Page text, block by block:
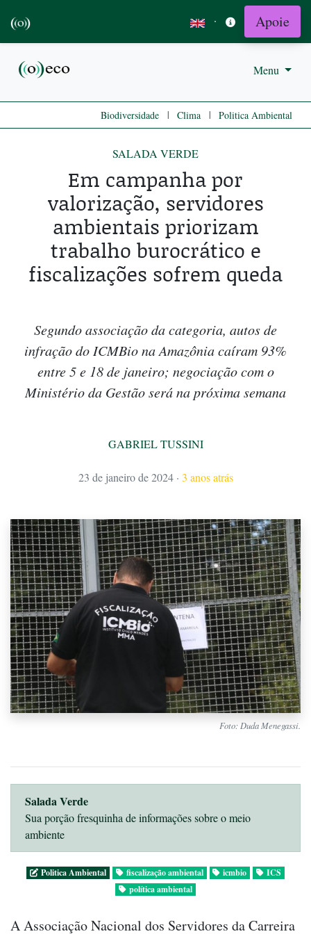
· Apoie
Menu
Biodiversidade | Clima | Politica Ambiental
SALADA VERDE
Em campanha por
valorização, servidores
ambientais priorizam
trabalho burocrático e
fiscalizações sofrem queda
Segundo associação da categoria, autos de
infração do ICMBio na Amazônia caíram 93%
entre 5 e 18 de janeiro; negociação com o
Ministério da Gestão será na próxima semana
GABRIEL TUSSINI
23 de janeiro de 2024 · 3 anos atrás
Foto: Duda Menegassi.
Salada Verde
Sua porção fresquinha de informações sobre o meio
ambiente
Politica Ambiental fiscalização ambiental icmbio
ICS
política ambiental
A Associação Nacional dos Servidores da Carreira